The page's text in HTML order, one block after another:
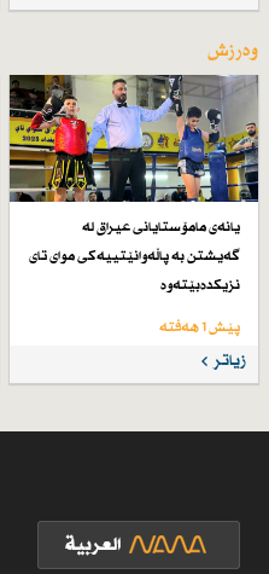
وەرزش
یانەی مامۆستایانی عیراق لە
گەیشتن بە پاڵەوانێتییەكی موای تای
نزیكدەبێتەوە
پێش 1 هەفتە
زیاتر